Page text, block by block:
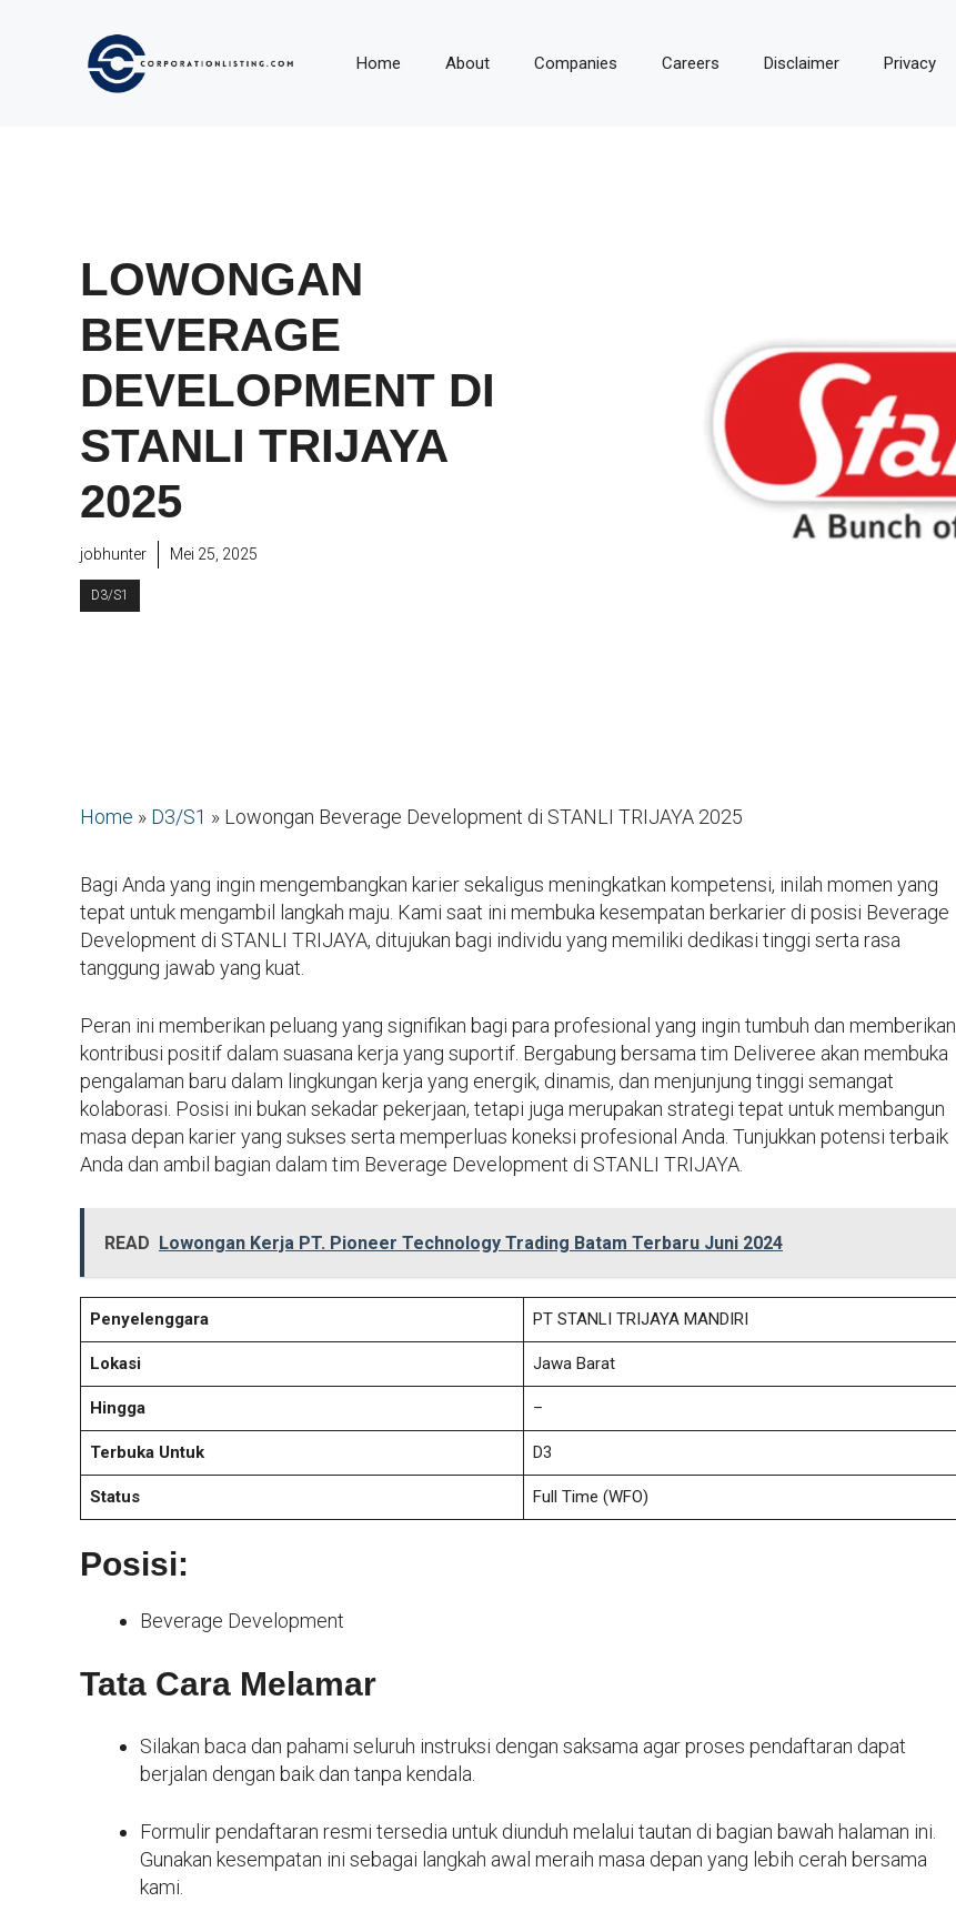
Home About Companies Careers Disclaimer Privacy
LOWONGAN
BEVERAGE
DEVELOPMENT DI
STANLI TRIJAYA
2025
jobhunter Mei 25, 2025
D3/S1
Home » D3/S1 » Lowongan Beverage Development di STANLI TRIJAYA 2025
Bagi Anda yang ingin mengembangkan karier sekaligus meningkatkan kompetensi, inilah momen yang
tepat untuk mengambil langkah maju. Kami saat ini membuka kesempatan berkarier di posisi Beverage
Development di STANLI TRIJAYA, ditujukan bagi individu yang memiliki dedikasi tinggi serta rasa
tanggung jawab yang kuat.
Peran ini memberikan peluang yang signifikan bagi para profesional yang ingin tumbuh dan memberikan
kontribusi positif dalam suasana kerja yang suportif. Bergabung bersama tim Deliveree akan membuka
pengalaman baru dalam lingkungan kerja yang energik, dinamis, dan menjunjung tinggi semangat
kolaborasi. Posisi ini bukan sekadar pekerjaan, tetapi juga merupakan strategi tepat untuk membangun
masa depan karier yang sukses serta memperluas koneksi profesional Anda. Tunjukkan potensi terbaik
Anda dan ambil bagian dalam tim Beverage Development di STANLI TRIJAYA.
READ Lowongan Kerja PT. Pioneer Technology Trading Batam Terbaru Juni 2024
Penyelenggara PT STANLI TRIJAYA MANDIRI
Lokasi Jawa Barat
Hingga –
Terbuka Untuk D3
Status Full Time (WFO)
Posisi:
Beverage Development
Tata Cara Melamar
Silakan baca dan pahami seluruh instruksi dengan saksama agar proses pendaftaran dapat
berjalan dengan baik dan tanpa kendala.
Formulir pendaftaran resmi tersedia untuk diunduh melalui tautan di bagian bawah halaman ini.
Gunakan kesempatan ini sebagai langkah awal meraih masa depan yang lebih cerah bersama
kami.